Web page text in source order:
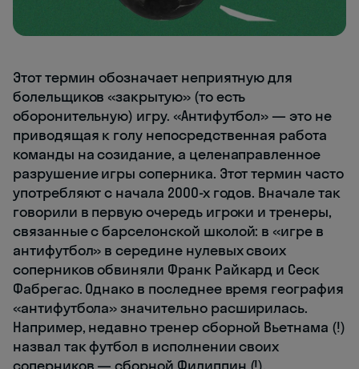
Этот термин обозначает неприятную для
болельщиков «закрытую» (то есть
оборонительную) игру. «Антифутбол» — это не
приводящая к голу непосредственная работа
команды на созидание, а целенаправленное
разрушение игры соперника. Этот термин часто
употребляют с начала 2000-х годов. Вначале так
говорили в первую очередь игроки и тренеры,
связанные с барселонской школой: в «игре в
антифутбол» в середине нулевых своих
соперников обвиняли Франк Райкард и Сеск
Фабрегас. Однако в последнее время география
«антифутбола» значительно расширилась.
Например, недавно тренер сборной Вьетнама (!)
назвал так футбол в исполнении своих